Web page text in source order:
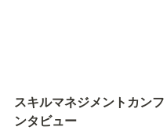
スキルマネジメントカン
ンタビュー